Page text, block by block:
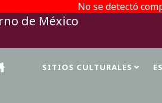
No se detectó
SITIOS CULTURALES